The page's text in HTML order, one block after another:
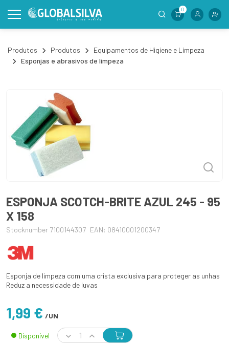
0
Produtos Produtos
Equipamentos de Higiene e Limpeza
Esponjas e abrasivos de limpeza
ESPONJA SCOTCH-BRITE AZUL 245 - 95
X 158
Stocknumber 7100144307 EAN: 08410001200347
Esponja de limpeza com uma crista exclusiva para proteger as unhas
Reduz a necessidade de luvas
1,99 € /UN
Disponível